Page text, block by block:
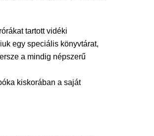
tartott vidéki
egy speciális könyvtárat,
a mindig népszerű
kiskorában a saját